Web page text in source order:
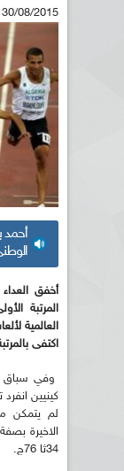
30/08/2015 - 09:49
أحمد
أخفق
اكتفى
وفي سباق
كينيين
لم يتمكن
34ثا 76ج.